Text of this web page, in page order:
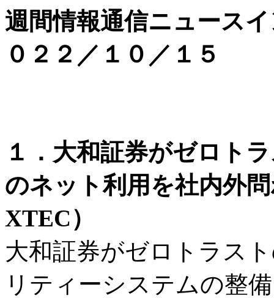
週間情報通信ニュース
０２２／１０／１５
１．大和証券がゼロト
のネット利用を社内外
XTEC）
大和証券がゼロトラス
リティーシステムの整